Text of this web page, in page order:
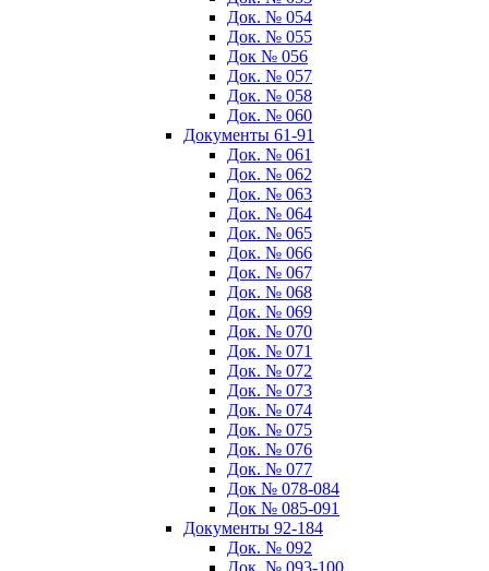
Док. № 054
Док. № 055
Док № 056
Док. № 057
Док. № 058
Док. № 060
Документы 61-91
Док. № 061
Док. № 062
Док. № 063
Док. № 064
Док. № 065
Док. № 066
Док. № 067
Док. № 068
Док. № 069
Док. № 070
Док. № 071
Док. № 072
Док. № 073
Док. № 074
Док. № 075
Док. № 076
Док. № 077
Док № 078-084
Док № 085-091
Документы 92-184
Док. № 092
Док. № 093-100